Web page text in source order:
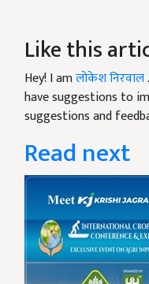
Like this
Hey! I amलोकेश निरवाल
have suggestions to
suggestions and
Read next